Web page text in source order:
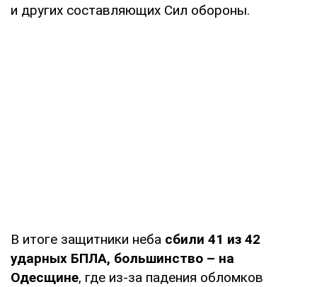
и других составляющих Сил обороны.
В итоге защитники неба сбили 41 из 42
ударных БПЛА, большинство – на
Одесщине, где из-за падения обломков